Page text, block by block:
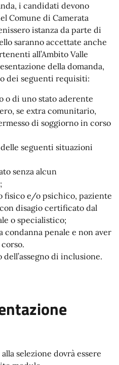
i candidati devono
Comune di Camerata
istanza da parte di
saranno accettate anche
all’Ambito Valle
della domanda,
dei seguenti requisiti:
o di uno stato aderente
se extra comunitario,
di soggiorno in corso
seguenti situazioni
senza alcun
fisico e/o psichico, paziente
disagio certificato dal
o specialistico;
condanna penale e non aver
di inclusione.
selezione dovrà essere